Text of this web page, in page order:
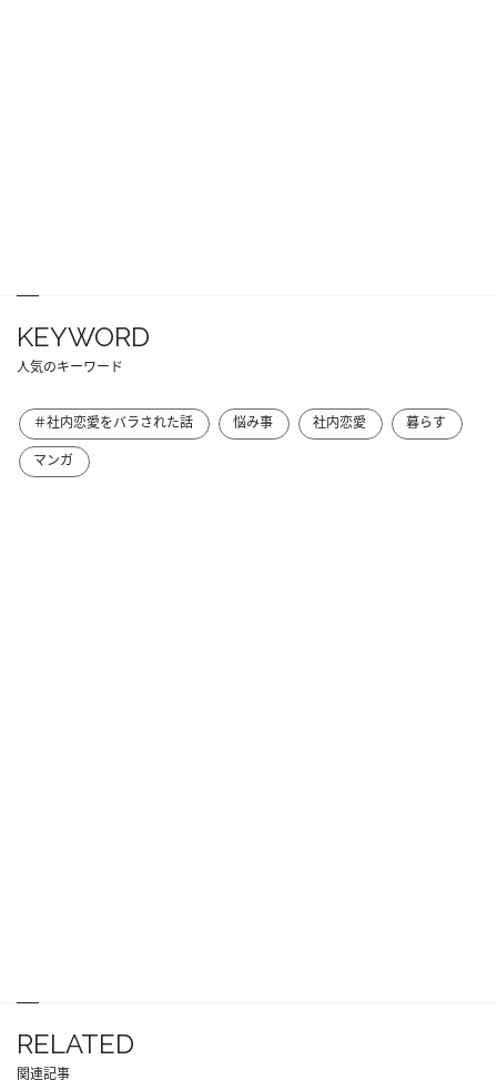
KEYWORD
人気のキーワード
＃社内恋愛をバラされた話 悩み事 社内恋愛
暮らす
マンガ
RELATED
関連記事